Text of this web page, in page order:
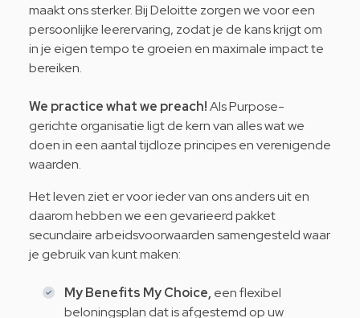
maakt ons sterker. Bij Deloitte zorgen we voor een
persoonlijke leerervaring, zodat je de kans krijgt om
in je eigen tempo te groeien en maximale impact te
bereiken.
We practice what we preach!Als Purpose-
gerichte organisatie ligt de kern van alles wat we
doen in een aantal tijdloze principes enverenigende
waarden.
Het leven ziet er voor ieder van ons anders uit en
daarom hebben we een gevarieerd pakket
secundaire arbeidsvoorwaarden samengesteld waar
je gebruik van kunt maken:
My Benefits My Choice, een flexibel
beloningsplan dat is afgestemd op uw